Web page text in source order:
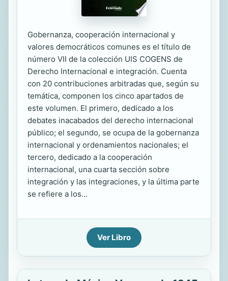
Gobernanza, cooperación internacional y
valores democráticos comunes es el título de
número VII de la colección UIS COGENS de
Derecho Internacional e integración. Cuenta
con 20 contribuciones arbitradas que, según su
temática, componen los cinco apartados de
este volumen. El primero, dedicado a los
debates inacabados del derecho internacional
público; el segundo, se ocupa de la gobernanza
internacional y ordenamientos nacionales; el
tercero, dedicado a la cooperación
internacional, una cuarta sección sobre
integración y las integraciones, y la última parte
se refiere a los...
Ver Libro